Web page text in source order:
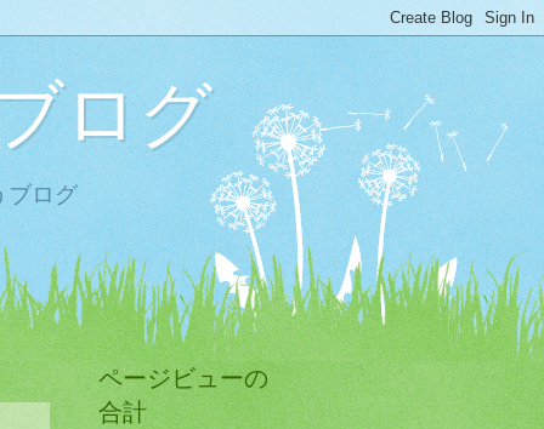
ログ
ブログ
ページビューの
合計